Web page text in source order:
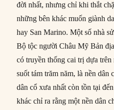
đời nhất, nhưng chỉ khi thắt
những bên khác muốn giành
hay San Marino. Một số nhà
Bộ tộc người Châu Mỹ Bản
có truyền thống cai trị dựa
suốt tám trăm năm, là nền dân
dân cổ xưa nhất còn tồn tại
khác chỉ ra rằng một nền dân